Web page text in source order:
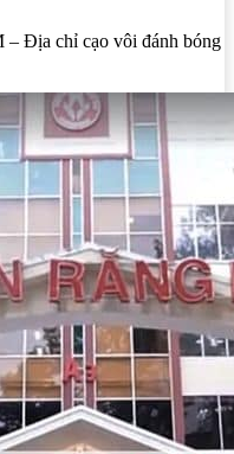
– Địa chỉ cạo vôi đánh bóng